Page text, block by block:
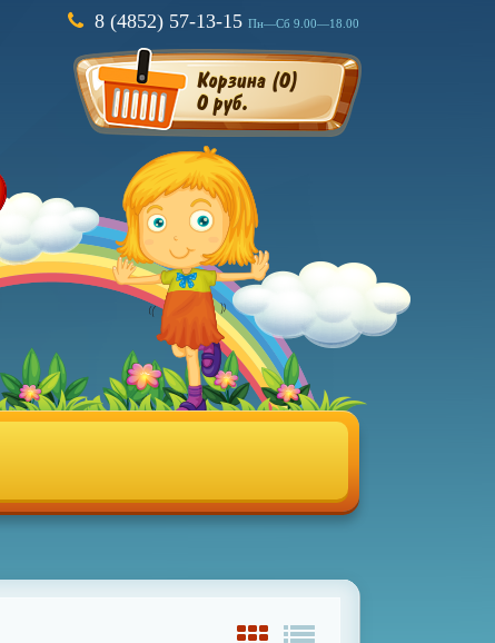
8 (4852) 57-13-15 Пн—Сб 9.00—18.00
Корзина (0)
0 руб.